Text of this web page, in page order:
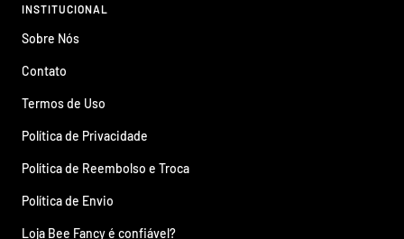
INSTITUCIONAL
Sobre Nós
Contato
Termos de Uso
Política de Privacidade
Política de Reembolso e Troca
Política de Envio
Loja Bee Fancy é confiável?